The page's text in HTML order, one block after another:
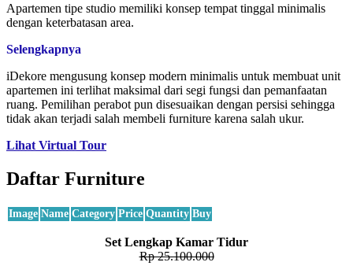
Apartemen tipe studio memiliki konsep tempat tinggal minimalis
dengan keterbatasan area.
Selengkapnya
iDekore mengusung konsep modern minimalis untuk membuat unit
apartemen ini terlihat maksimal dari segi fungsi dan pemanfaatan
ruang. Pemilihan perabot pun disesuaikan dengan persisi sehingga
tidak akan terjadi salah membeli furniture karena salah ukur.
Lihat Virtual Tour
Daftar Furniture
Image Name Category Price Quantity Buy
Set Lengkap Kamar Tidur
Rp 25.100.000